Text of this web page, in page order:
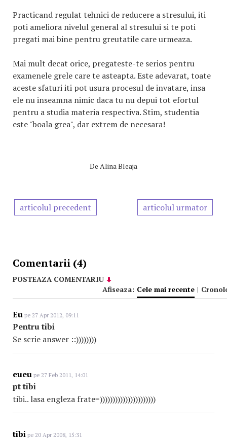
Practicand regulat tehnici de reducere a stresului, iti
poti ameliora nivelul general al stresului si te poti
pregati mai bine pentru greutatile care urmeaza.
Mai mult decat orice, pregateste-te serios pentru
examenele grele care te asteapta. Este adevarat, toate
aceste sfaturi iti pot usura procesul de invatare, insa
ele nu inseamna nimic daca tu nu depui tot efortul
pentru a studia materia respectiva. Stim, studentia
este "boala grea", dar extrem de necesara!
De Alina Bleaja
articolul precedent articolul urmator
Comentarii (4)
POSTEAZA COMENTARIU
Afiseaza: Cele mai recente |
Eu pe 27 Apr 2012, 09:11
Pentru tibi
Se scrie answer ::))))))))
eueu pe 27 Feb 2011, 14:01
pt tibi
tibi.. lasa engleza frate=))))))))))))))))))))))
tibi pe 20 Apr 2008, 15:31